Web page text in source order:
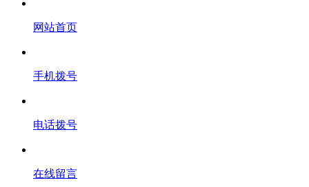
网站首页
手机拨号
电话拨号
在线留言